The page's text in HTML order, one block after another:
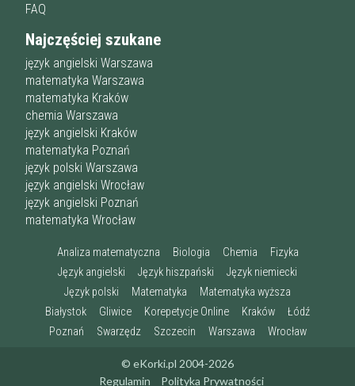
FAQ
Najczęściej szukane
język angielski Warszawa
matematyka Warszawa
matematyka Kraków
chemia Warszawa
język angielski Kraków
matematyka Poznań
język polski Warszawa
język angielski Wrocław
język angielski Poznań
matematyka Wrocław
Analiza matematyczna Biologia Chemia
Fizyka
Język angielski
Język hiszpański
Język niemiecki
Język polski
Matematyka
Matematyka wyższa
Białystok
Gliwice Korepetycje Online Kraków
Łódź
Poznań
Swarzędz Szczecin Warszawa Wrocław
© eKorki.pl 2004-2026
Regulamin
Polityka Prywatności